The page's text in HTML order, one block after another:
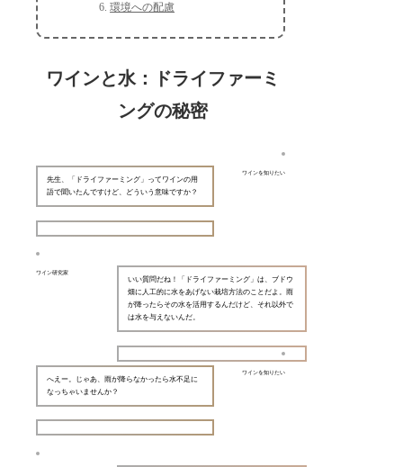
環境への配慮
ワインと水：ドライファーミ
ングの秘密
ワインを知りたい
先生、「ドライファーミング」ってワインの用
語で聞いたんですけど、どういう意味ですか？
ワイン研究家
いい質問だね！「ドライファーミング」は、ブドウ
畑に人工的に水をあげない栽培方法のことだよ。雨
が降ったらその水を活用するんだけど、それ以外で
は水を与えないんだ。
ワインを知りたい
へえー。じゃあ、雨が降らなかったら水不足に
なっちゃいませんか？